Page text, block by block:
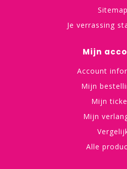
Sitemap
Je verrassing
Mijn
Account
Mijn
Mijn
Mijn
Alle